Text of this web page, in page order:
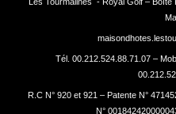
Les Tourmalines - Royal Golf –
Tél. 00.212.524.88.71.07 –
R.C N° 920 et 921 – Patente N°
N°